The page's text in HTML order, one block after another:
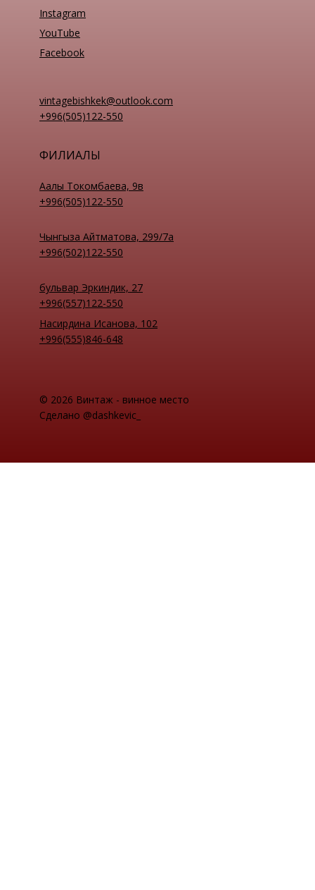
Instagram
YouTube
Facebook
ФИЛИАЛЫ
Аалы Токомбаева, 9в
+996(505)122-550
Чынгыза Айтматова, 299/7а
+996(502)122-550
бульвар Эркиндик, 27
+996(557)122-550
Насирдина Исанова, 102
+996(555)846-648
vintagebishkek@outlook.com
+996(505)122-550
© 2026 Винтаж - винное место
Сделано @dashkevic_